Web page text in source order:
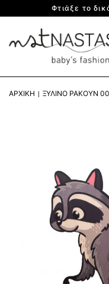
Φτιάξε το
ΑΡΧΙΚΉ ΞΎΛΙΝΟ ΡΑΚΟΎΝ